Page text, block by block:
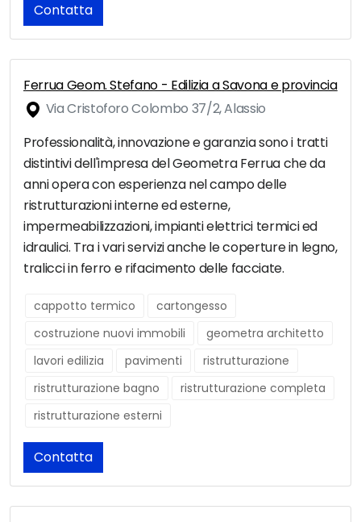
Contatta
Ferrua Geom. Stefano - Edilizia a Savona e provincia
Via Cristoforo Colombo 37/2, Alassio
Professionalità, innovazione e garanzia sono i tratti
distintivi dell'impresa del Geometra Ferrua che da
anni opera con esperienza nel campo delle
ristrutturazioni interne ed esterne,
impermeabilizzazioni, impianti elettrici termici ed
idraulici. Tra i vari servizi anche le coperture in legno,
tralicci in ferro e rifacimento delle facciate.
cappotto termico
cartongesso
costruzione nuovi immobili
geometra architetto
lavori edilizia
pavimenti
ristrutturazione
ristrutturazione bagno
ristrutturazione completa
ristrutturazione esterni
Contatta